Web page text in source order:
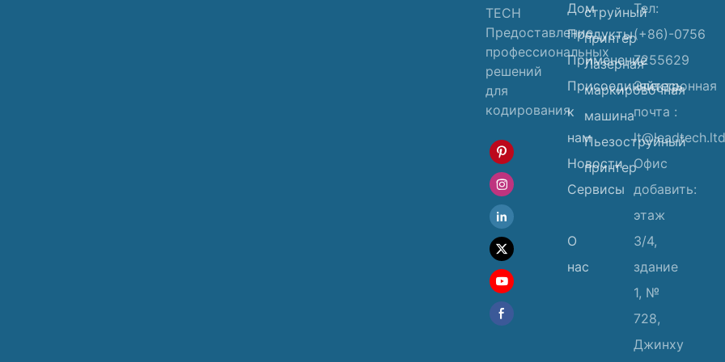
TECH
Предоставление
профессиональных
решений
для
кодирования
Дом
Продукты
Применение
Присоединяйтесь
к
нам
Новости
Сервисы
О
нас
струйный
принтер
Лазерная
маркировочная
машина
Пьезоструйный
принтер
Тел:
(+86)-0756
7255629
Электронная
почта :
lt@leadtech.ltd
Офис
добавить:
этаж
3/4,
здание
1, №
728,
Джинху